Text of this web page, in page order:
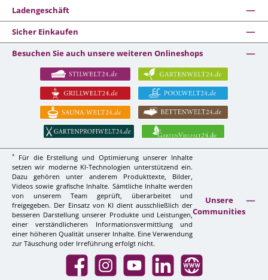
Ladengeschäft
Sicher Einkaufen
Besuchen Sie auch unsere weiteren Onlineshops
*
Für die Erstellung und Optimierung unserer Inhalte
setzen wir moderne KI-Technologien unterstützend ein.
Dazu gehören unter anderem Produkttexte, Bilder,
Videos sowie grafische Inhalte. Sämtliche Inhalte werden
von unserem Team geprüft, überarbeitet und
freigegeben. Der Einsatz von KI dient ausschließlich der
besseren Darstellung unserer Produkte und Leistungen,
einer verständlicheren Informationsvermittlung und
einer höheren Qualität unserer Inhalte. Eine Verwendung
zur Täuschung oder Irreführung erfolgt nicht.
Unsere
Communities
Facebook InstagramYouTube LinkedIn Website